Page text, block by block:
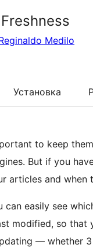
Medilo
Установка
to keep
But if you
articles and when
can easily see
modified, so that
— whether